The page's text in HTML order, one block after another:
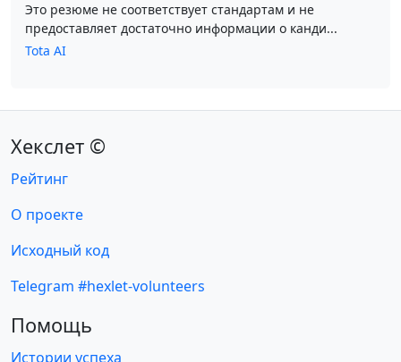
Это резюме не соответствует стандартам и не
предоставляет достаточно информации о канди...
Tota AI
Хекслет ©
Рейтинг
О проекте
Исходный код
Telegram #hexlet-volunteers
Помощь
Истории успеха